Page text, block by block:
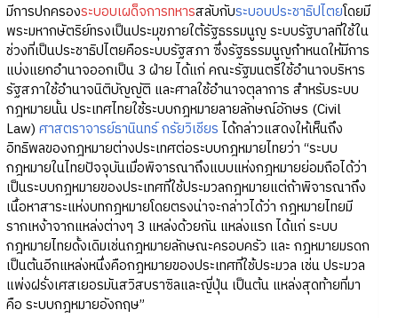
มีการปกครองระบอบเผด็จการทหารสลับกับระบอบประชาธิปไตยโดยมี
พระมหากษัตริย์ทรงเป็นประมุขภายใต้รัฐธรรมนูญ ระบบรัฐบาลที่ใช้ใน
ช่วงที่เป็นประชาธิปไตยคือระบบรัฐสภา ซึ่งรัฐธรรมนูญกำหนดให้มีการ
แบ่งแยกอำนาจออกเป็น 3 ฝ่าย ได้แก่ คณะรัฐมนตรีใช้อำนาจบริหาร
รัฐสภาใช้อำนาจนิติบัญญัติ และศาลใช้อำนาจตุลาการ สำหรับระบบ
กฎหมายนั้น ประเทศไทยใช้ระบบกฎหมายลายลักษณ์อักษร (Civil
Law) ศาสตราจารย์ธานินทร์ กรัยวิเชียร ได้กล่าวแสดงให้เห็นถึง
อิทธิพลของกฎหมายต่างประเทศต่อระบบกฎหมายไทยว่า “ระบบ
กฎหมายในไทยปัจจุบันเมื่อพิจารณาถึงแบบแห่งกฎหมายย่อมถือได้ว่า
เป็นระบบกฎหมายของประเทศที่ใช้ประมวลกฎหมายแต่ถ้าพิจารณาถึง
เนื้อหาสาระแห่งบทกฎหมายโดยตรงน่าจะกล่าวได้ว่า กฎหมายไทยมี
รากเหง้าจากแหล่งต่างๆ 3 แหล่งด้วยกัน แหล่งแรก ได้แก่ ระบบ
กฎหมายไทยดั้งเดิมเช่นกฎหมายลักษณะครอบครัว และ กฎหมายมรดก
เป็นต้นอีกแหล่งหนึ่งคือกฎหมายของประเทศที่ใช้ประมวล เช่น ประมวล
แพ่งฝรั่งเศสเยอรมันสวิสบราซิลและญี่ปุ่น เป็นต้น แหล่งสุดท้ายที่มา
คือ ระบบกฎหมายอังกฤษ”